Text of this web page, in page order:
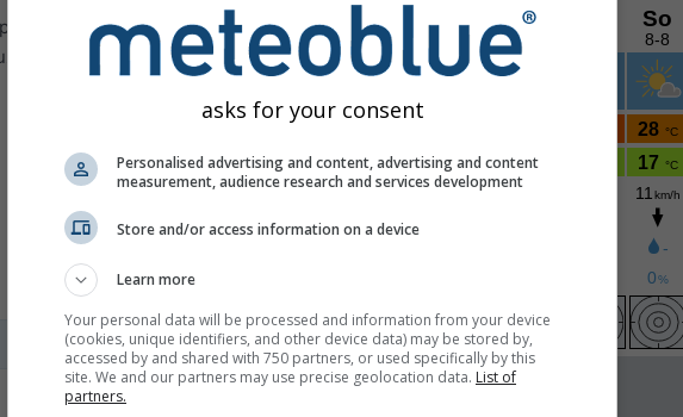
mph kn
asks for your consent
Personalised advertising and content, advertising and content
measurement, audience research and services development
Store and/or access information on a device
Learn more
Your personal data will be processed and information from your device
(cookies, unique identifiers, and other device data) may be stored by,
accessed by and shared with 750 partners, or used specifically by this
site. We and our partners may use precise geolocation data. List of
partners.